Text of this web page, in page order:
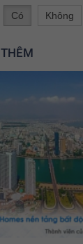
Có Không